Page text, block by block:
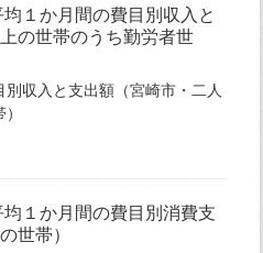
１か月間の費目別収入と
の世帯のうち勤労者世
収入と支出額（宮崎市・二人
１か月間の費目別消費支
世帯）